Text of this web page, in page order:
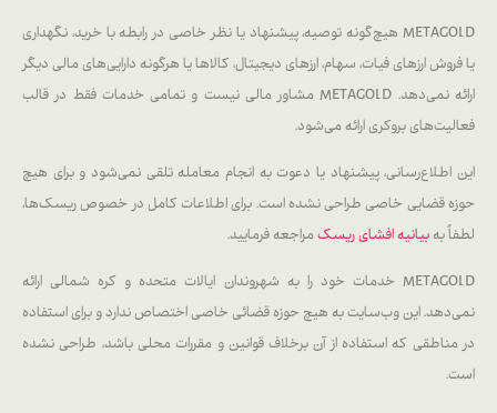
METAGOLD هیچ‌گونه توصیه، پیشنهاد یا نظر خاصی در رابطه با خرید، نگهداری
یا فروش ارزهای فیات، سهام، ارزهای دیجیتال، کالاها یا هرگونه دارایی‌های مالی دیگر
ارائه نمی‌دهد. METAGOLD مشاور مالی نیست و تمامی خدمات فقط در قالب
فعالیت‌های بروکری ارائه می‌شود.
این اطلاع‌رسانی، پیشنهاد یا دعوت به انجام معامله تلقی نمی‌شود و برای هیچ
حوزه قضایی خاصی طراحی نشده است. برای اطلاعات کامل در خصوص ریسک‌ها،
لطفاً بهبیانیه افشای ریسک مراجعه فرمایید.
METAGOLD خدمات خود را به شهروندان ایالات متحده و کره شمالی ارائه
نمی‌دهد. این وب‌سایت به هیچ حوزه قضائی خاصی اختصاص ندارد و برای استفاده
در مناطقی که استفاده از آن برخلاف قوانین و مقررات محلی باشد، طراحی نشده
است.